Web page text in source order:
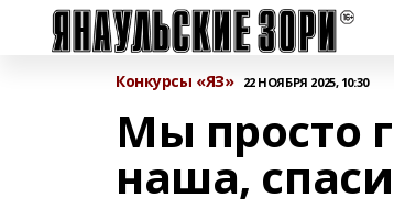
Конкурсы «ЯЗ» 22 НОЯБРЯ 2025, 10:30
Мы просто
наша,